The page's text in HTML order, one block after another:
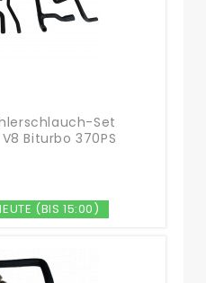
Set
Biturbo 370PS
(BIS 15:00)